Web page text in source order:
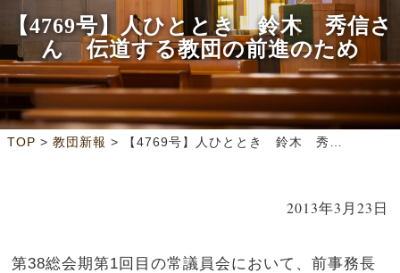
【4769号】人ひととき 鈴木 秀信さ
ん 伝道する教団の前進のため
TOP > 教団新報 > 【4769号】人ひととき 鈴木 秀信さん 伝道する教団の前進のため
2013年3月23日
第38総会期第1回目の常議員会において、前事務長